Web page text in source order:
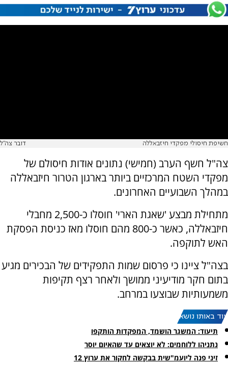
חשיפת חיסולי מפקדי חיזבאללה דובר צה"ל
צה"ל חשף הערב (חמישי) נתונים אודות חיסולם של
מפקדי השטח המרכזיים ביותר בארגון הטרור חיזבאללה
במהלך השבועיים האחרונים.
מתחילת מבצע 'שאגת הארי' חוסלו כ-2,500 מחבלי
חיזבאללה, כאשר כ-800 מהם חוסלו מאז כניסת הפסקת
האש לתוקפה.
בצה"ל ציינו כי פרסום שמות התפקידים של הבכירים מגיע
בתום חקר מודיעיני ממושך ולאחר רצף תקיפות
משמעותיות שבוצעו במרחב.
עוד באותו נושא:
תיעוד: המשגר הושמד, המפקדות הותקפו
נתניהו ללוחמים: לא יוצאים עד שהאיום יוסר
זיני פנה ליועמ"שית בבקשה לחקור את ערוץ 12